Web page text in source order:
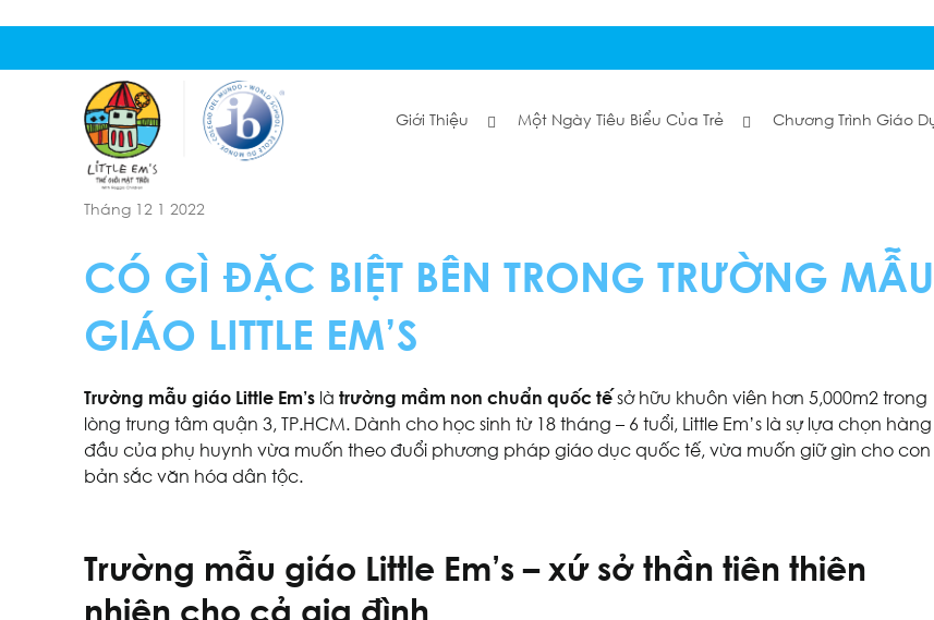
CÓ GÌ ĐẶC BIỆT BÊN TRONG TRƯỜNG MẪU
GIÁO LITTLE EM’S
Trường mẫu giáo Little Em’s trường mầm non chuẩn quốc tếsở hữu khuôn viên hơn 5,000m2 trong
lòng trung tâm quận 3, TP.HCM. Dành cho học sinh từ 18 tháng – 6 tuổi, Little Em’s là sự lựa chọn hàng
đầu của phụ huynh vừa muốn theo đuổi phương pháp giáo dục quốc tế, vừa muốn giữ gìn cho con
bản sắc văn hóa dân tộc.
Trường mẫu giáo Little Em’s – xứ sở thần tiên thiên
nhiên cho cả gia đình